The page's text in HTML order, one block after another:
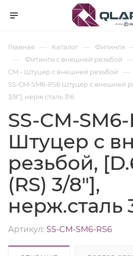
Главная — Каталог — Фитинги
— Фитинги с внешней резьбой
CM - Штуцер с внешней резьбой —
SS-CM-SM6-RS6 Штуцер с внешней
3/8"], нерж.сталь 316
SS-CM-SM6-
Штуцер с
резьбой,
(RS) 3/8"],
нерж.сталь
Артикул: SS-CM-SM6-RS6